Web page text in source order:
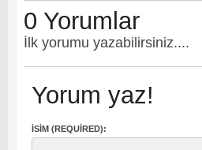
0 Yorumlar
İlk yorumu yazabilirsiniz....
Yorum yaz!
İSIM (REQUIRED):